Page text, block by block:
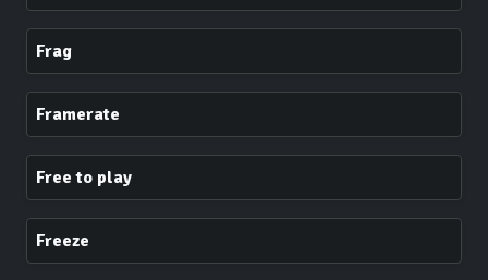
Frag
Framerate
Free to play
Freeze